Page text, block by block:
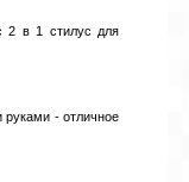
2 в 1 стилус для
руками - отличное